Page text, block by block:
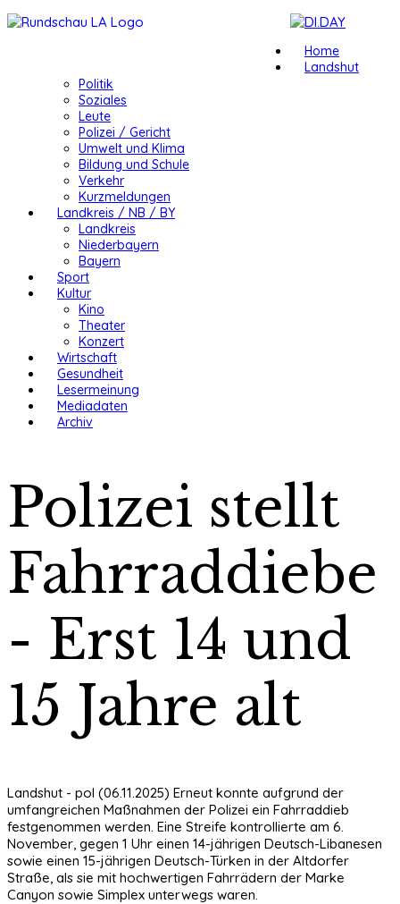
Home
Landshut
Politik
Soziales
Leute
Polizei / Gericht
Umwelt und Klima
Bildung und Schule
Verkehr
Kurzmeldungen
Landkreis / NB / BY
Landkreis
Niederbayern
Bayern
Sport
Kultur
Kino
Theater
Konzert
Wirtschaft
Gesundheit
Lesermeinung
Mediadaten
Archiv
Polizei stellt
Fahrraddiebe
- Erst 14 und
15 Jahre alt
Landshut - pol (06.11.2025) Erneut konnte aufgrund der
umfangreichen Maßnahmen der Polizei ein Fahrraddieb
festgenommen werden. Eine Streife kontrollierte am 6.
November, gegen 1 Uhr einen 14-jährigen Deutsch-Libanesen
sowie einen 15-jährigen Deutsch-Türken in der Altdorfer
Straße, als sie mit hochwertigen Fahrrädern der Marke
Canyon sowie Simplex unterwegs waren.